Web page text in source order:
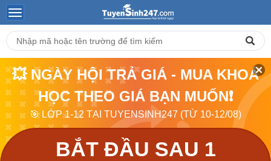
💥 NGÀY HỘI TRẢ GIÁ - MUA KHOÁ
HỌC THEO GIÁ BẠN MUỐN❗
🎯 LỚP 1-12 TẠI TUYENSINH247 (TỪ 10-12/08)
BẮT ĐẦU SAU 1